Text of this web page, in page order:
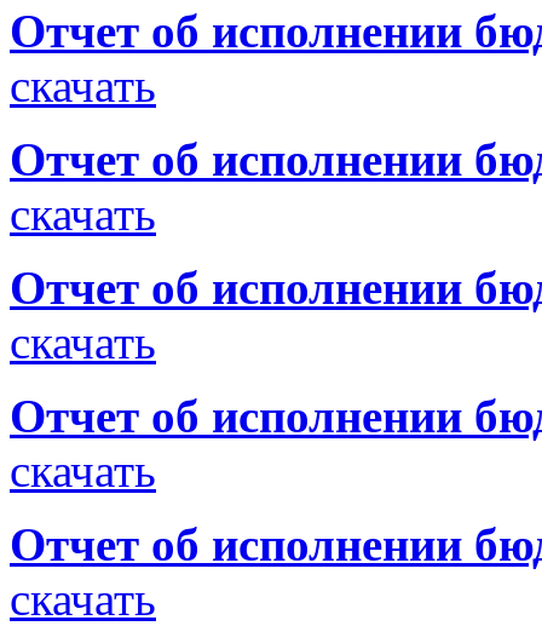
Отчет об исполнении
скачать
Отчет об исполнении
скачать
Отчет об исполнении
скачать
Отчет об исполнении
скачать
Отчет об исполнении
скачать